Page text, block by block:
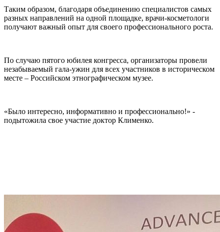
Таким образом, благодаря объединению специалистов самых
разных направлений на одной площадке, врачи-косметологи
получают важный опыт для своего профессионального роста.
По случаю пятого юбилея конгресса, организаторы провели
незабываемый гала-ужин для всех участников в историческом
месте – Российском этнографическом музее.
«Было интересно, информативно и профессионально!» -
подытожила свое участие доктор Клименко.